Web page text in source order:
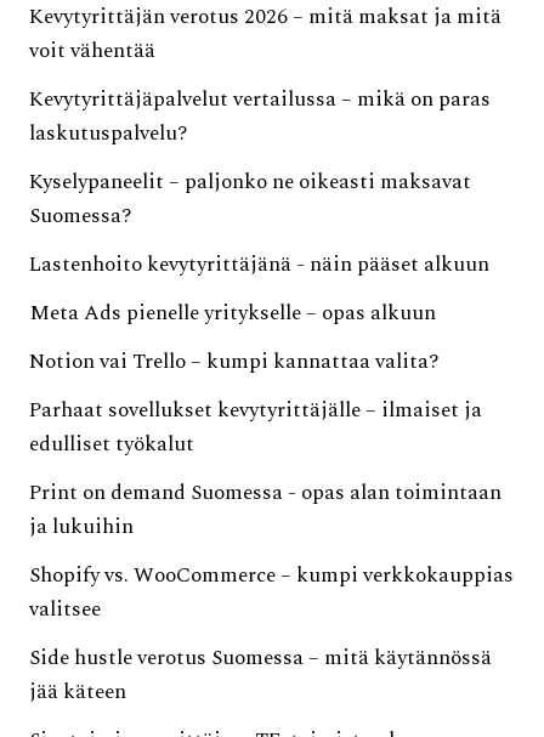
Kevytyrittäjän verotus 2026 – mitä maksat ja mitä
voit vähentää
Kevytyrittäjäpalvelut vertailussa – mikä on paras
laskutuspalvelu?
Kyselypaneelit – paljonko ne oikeasti maksavat
Suomessa?
Lastenhoito kevytyrittäjänä - näin pääset alkuun
Meta Ads pienelle yritykselle – opas alkuun
Notion vai Trello – kumpi kannattaa valita?
Parhaat sovellukset kevytyrittäjälle – ilmaiset ja
edulliset työkalut
Print on demand Suomessa - opas alan toimintaan
ja lukuihin
Shopify vs. WooCommerce – kumpi verkkokauppias
valitsee
Side hustle verotus Suomessa – mitä käytännössä
jää käteen